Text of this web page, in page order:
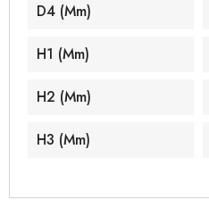
D4 (mm)
H1 (mm)
H2 (mm)
H3 (mm)